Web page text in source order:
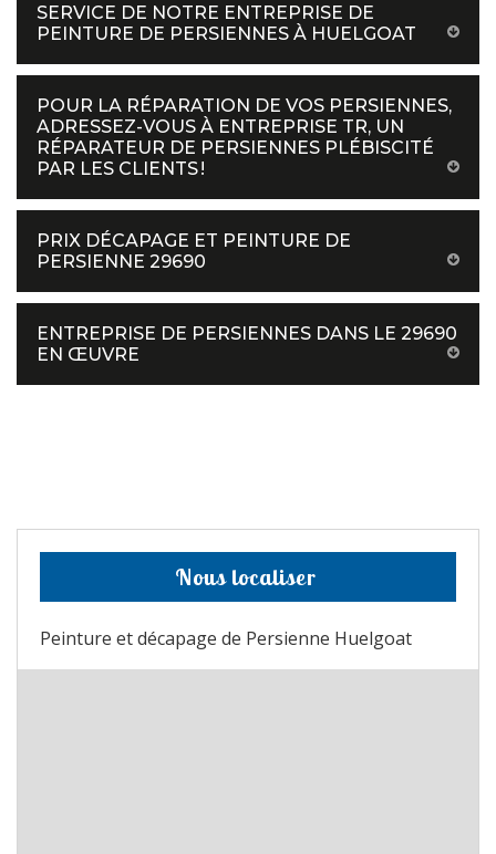
SERVICE DE NOTRE ENTREPRISE DE
PEINTURE DE PERSIENNES À HUELGOAT
POUR LA RÉPARATION DE VOS PERSIENNES,
ADRESSEZ-VOUS À ENTREPRISE TR, UN
RÉPARATEUR DE PERSIENNES PLÉBISCITÉ
PAR LES CLIENTS !
PRIX DÉCAPAGE ET PEINTURE DE
PERSIENNE 29690
ENTREPRISE DE PERSIENNES DANS LE 29690
EN ŒUVRE
Nous localiser
Peinture et décapage de Persienne Huelgoat